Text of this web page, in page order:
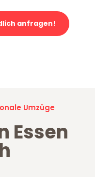
anfragen!
Umzüge
Essen